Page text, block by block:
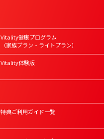
Vitality健康プログラム
（家族プラン・ライトプラン）
Vitality体験版
特典ご利用ガイド一覧